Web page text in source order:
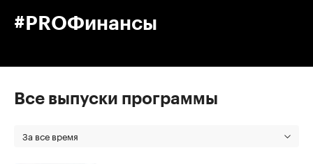
#PROФинансы
Все выпуски программы
За все время